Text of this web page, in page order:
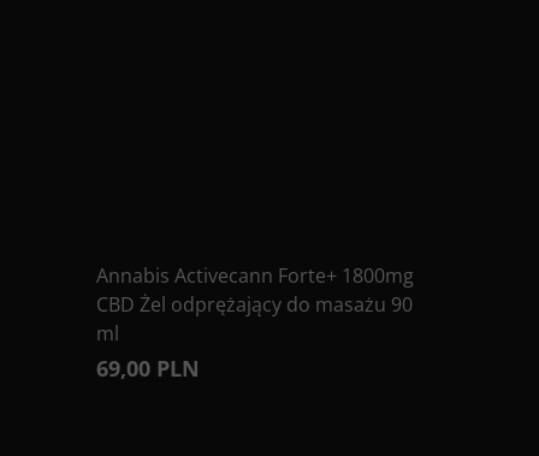
Annabis Activecann Forte+ 1800mg
CBD Żel odprężający do masażu 90
ml
69,00 PLN